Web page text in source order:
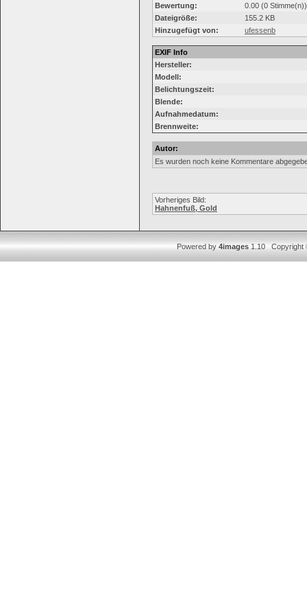
Bewertung:
0.00 (0 Stimme(n))
Dateigröße:
155.2 KB
Hinzugefügt von:
ufessenb
EXIF Info
Hersteller:
Modell:
Belichtungszeit:
Blende:
Aufnahmedatum:
Brennweite:
Autor:
Es wurden noch keine Kommentare
Vorheriges Bild:
Hahnenfuß, Gold
Powered by4images1.10 Copyright